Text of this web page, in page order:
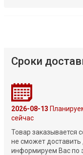
Сроки
2026-08-13
сейчас
Товар заказывается
не сможет
информируем Вас по